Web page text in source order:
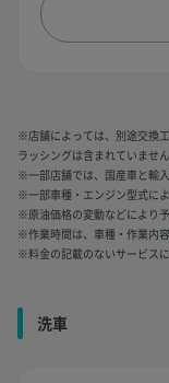
※店舗によっては、別途交換
ラッシングは含まれていません
※一部店舗では、国産車と輸
※一部車種・エンジン型式に
※原油価格の変動などにより
※作業時間は、車種・作業内
※料金の記載のないサービス
洗車